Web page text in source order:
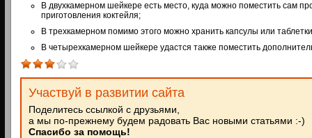
В двухкамерном шейкере есть место, куда можно поместить сам
приготовления коктейля;
В трехкамерном помимо этого можно хранить капсулы или
В четырехкамерном шейкере удастся также поместить
Участвуй в развитии сайта
Поделитесь ссылкой с друзьями,
а мы по-прежнему будем радовать Вас новыми статьями :-)
Спасибо за помощь!